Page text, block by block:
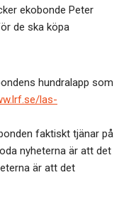
ekobonde Peter
de ska köpa
hundralapp som
las-
faktiskt tjänar på
nyheterna är att det
är att det